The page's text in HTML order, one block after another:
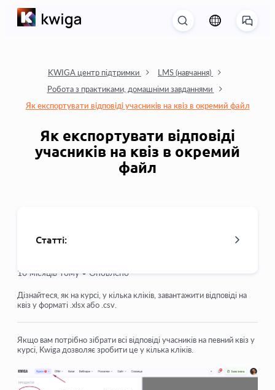
KWIGA центр підтримки
LMS (навчання)
Робота з практиками, домашніми завданнями
Як експортувати відповіді учасників на квіз в окремий файл
Як експортувати відповіді
учасників на квіз в окремий
файл
Статті:
Домашні завдання
Декілька відкритих питань в одному завданні
Відповідність
10 місяців тому • Оновлено
Дізнайтеся, як на курсі, у кілька кліків, завантажити відповіді на
квіз у форматі .xlsx або .csv.
Якщо вам потрібно зібрати всі відповіді учасників на певний квіз у
курсі, Kwiga дозволяє зробити це у кілька кліків.